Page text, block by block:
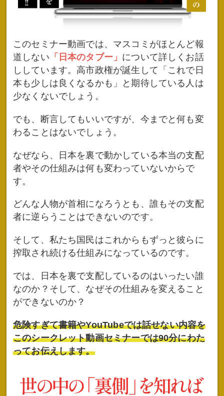
このセミナー動画では、マスコミがほとんど報
道しない 「日本のタブー」 について詳しくお話
ししています。高市政権が誕生して「これで日
本も少しは良くなるかも」と期待している人は
少なくないでしょう。
でも、断言してもいいですが、今までと何も変
わることはないでしょう。
なぜなら、日本を裏で動かしている本当の支配
者やその仕組みは何も変わっていないからで
す。
どんな人物が首相になろうとも、誰もその支配
者に逆らうことはできないのです。
そして、私たち国民はこれからもずっと彼らに
搾取され続ける仕組みになっているのです。
では、日本を裏で支配しているのはいったい誰
なのか？そして、なぜその仕組みを変えること
ができないのか？
危険すぎて書籍やYouTubeでは話せない内容を
このシークレット動画セミナーでは90分にわた
ってお伝えします。